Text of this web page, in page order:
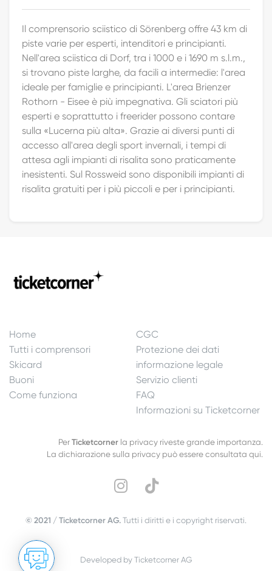
Il comprensorio sciistico di Sörenberg offre 43 km di
piste varie per esperti, intenditori e principianti.
Nell'area sciistica di Dorf, tra i 1000 e i 1690 m s.l.m.,
si trovano piste larghe, da facili a intermedie: l'area
ideale per famiglie e principianti. L'area Brienzer
Rothorn - Eisee è più impegnativa. Gli sciatori più
esperti e soprattutto i freerider possono contare
sulla «Lucerna più alta». Grazie ai diversi punti di
accesso all'area degli sport invernali, i tempi di
attesa agli impianti di risalita sono praticamente
inesistenti. Sul Rossweid sono disponibili impianti di
risalita gratuiti per i più piccoli e per i principianti.
Home
CGC
Tutti i comprensori
Protezione dei dati
Skicard
informazione legale
Buoni
Servizio clienti
Come funziona
FAQ
Informazioni su Ticketcorner
PerTicketcorner la privacy riveste grande importanza.
La dichiarazione sulla privacy può essere consultata qui.
© 2021 / Ticketcorner AG.Tutti i diritti e i copyright riservati.
Developed by Ticketcorner AG